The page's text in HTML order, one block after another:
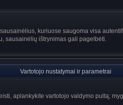
kuriuose saugoma visa
sausainėlių ištrynimas gali pagelbėti.
Vartotojo nustatymai ir parametrai
aplankykite vartotojo valdymo pultą;